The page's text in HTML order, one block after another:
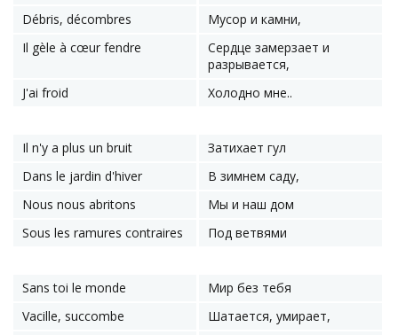
Débris, décombres
Мусор и камни,
Il gèle à cœur fendre
Сердце замерзает и
разрывается,
J'ai froid
Холодно мне..
Il n'y a plus un bruit
Затихает гул
Dans le jardin d'hiver
В зимнем саду,
Nous nous abritons
Мы и наш дом
Sous les ramures contraires
Под ветвями
Sans toi le monde
Мир без тебя
Vacille, succombe
Шатается, умирает,